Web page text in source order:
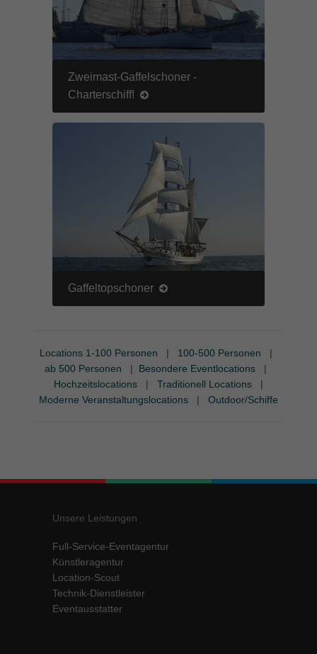
Zweimast-Gaffelschoner -
Charterschiff!
Gaffeltopschoner
Locations 1-100 Personen | 100-500 Personen |
ab 500 Personen | Besondere Eventlocations |
Hochzeitslocations | Traditionell Locations |
Moderne Veranstaltungslocations | Outdoor/Schiffe
Unsere Leistungen
Full-Service-Eventagentur
Künstleragentur
Location-Scout
Technik-Dienstleister
Eventausstatter